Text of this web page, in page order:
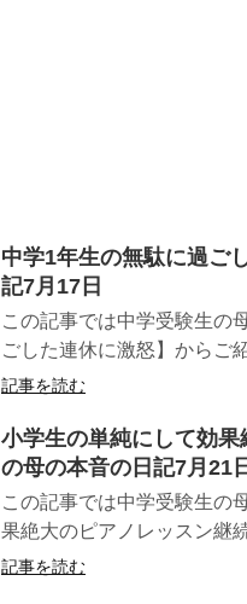
中学1年生の無駄に過ご
記7月17日
この記事では中学受験生の
ごした連休に激怒】からご
記事を読む
小学生の単純にして効
の母の本音の日記7月21
この記事では中学受験生の
果絶大のピアノレッスン継
記事を読む